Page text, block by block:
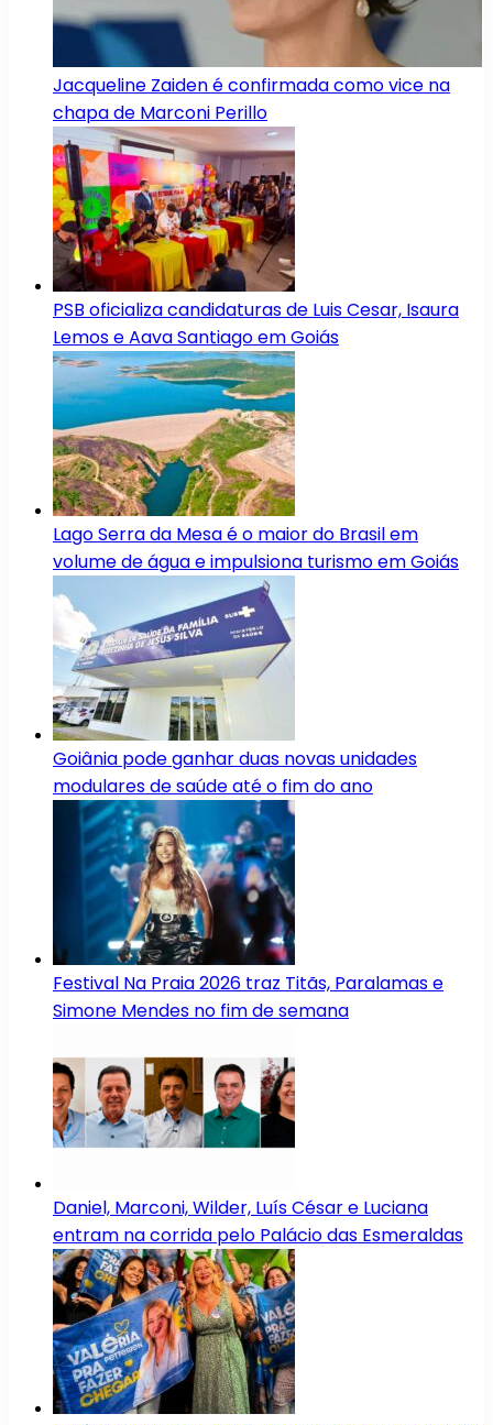
Jacqueline Zaiden é confirmada como vice na
chapa de Marconi Perillo
PSB oficializa candidaturas de Luis Cesar, Isaura
Lemos e Aava Santiago em Goiás
Lago Serra da Mesa é o maior do Brasil em
volume de água e impulsiona turismo em Goiás
Goiânia pode ganhar duas novas unidades
modulares de saúde até o fim do ano
Festival Na Praia 2026 traz Titãs, Paralamas e
Simone Mendes no fim de semana
Daniel, Marconi, Wilder, Luís César e Luciana
entram na corrida pelo Palácio das Esmeraldas